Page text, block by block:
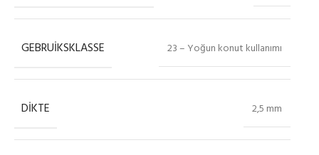
GEBRUIKSKLASSE 23 – Yoğun konut kullanımı
DIKTE 2,5 mm